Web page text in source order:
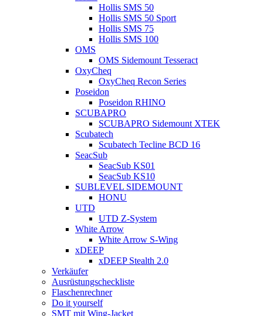
Hollis SMS 50
Hollis SMS 50 Sport
Hollis SMS 75
Hollis SMS 100
OMS
OMS Sidemount Tesseract
OxyCheq
OxyCheq Recon Series
Poseidon
Poseidon RHINO
SCUBAPRO
SCUBAPRO Sidemount XTEK
Scubatech
Scubatech Tecline BCD 16
SeacSub
SeacSub KS01
SeacSub KS10
SUBLEVEL SIDEMOUNT
HONU
UTD
UTD Z-System
White Arrow
White Arrow S-Wing
xDEEP
xDEEP Stealth 2.0
Verkäufer
Ausrüstungscheckliste
Flaschenrechner
Do it yourself
SMT mit Wing-Jacket